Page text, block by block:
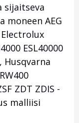
sijaitseva
moneen AEG
Electrolux
ESL40000
Husqvarna
ZDT ZDIS -
malliisi